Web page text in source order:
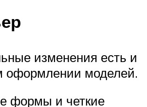
изменения есть и
оформлении моделей.
формы и четкие